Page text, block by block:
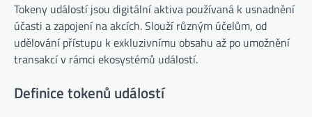
Tokeny událostí jsou digitální aktiva používaná k usnadnění
účasti a zapojení na akcích. Slouží různým účelům, od
udělování přístupu k exkluzivnímu obsahu až po umožnění
transakcí v rámci ekosystémů událostí.
Definice tokenů událostí